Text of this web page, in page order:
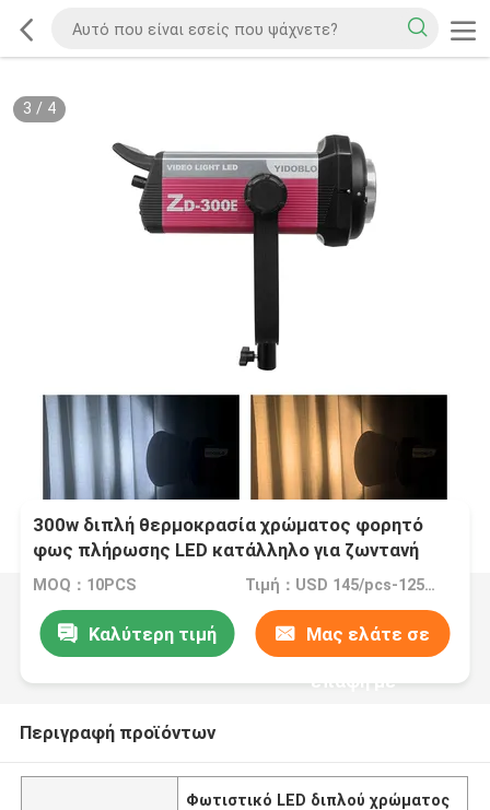
3 / 4
300w διπλή θερμοκρασία χρώματος φορητό
φως πλήρωσης LED κατάλληλο για ζωντανή
λήψη φως πλήρωσης
MOQ：10PCS Τιμή：USD 145/pcs-125/pcs（10-100pcs）
Καλύτερη τιμή Μας ελάτε σε
επαφή με
Περιγραφή προϊόντων
Φωτιστικό LED διπλού χρώματος